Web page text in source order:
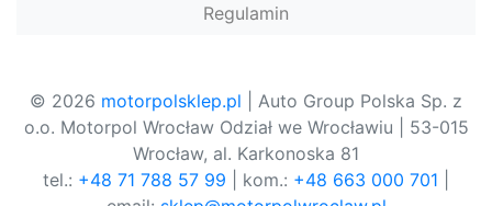
Regulamin
© 2026 motorpolsklep.pl | Auto Group Polska Sp. z
o.o. Motorpol Wrocław Odział we Wrocławiu | 53-015
Wrocław, al. Karkonoska 81
tel.: +48 71 788 57 99 | kom.: +48 663 000 701